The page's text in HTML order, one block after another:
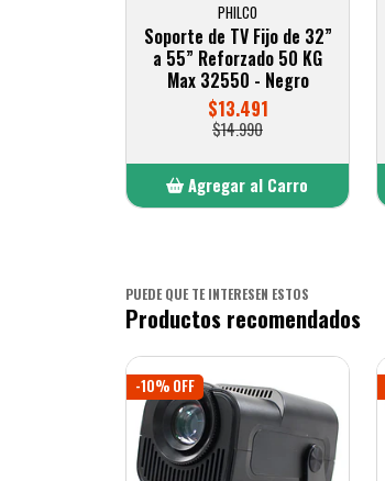
PHILCO
Soporte de TV Fijo de 32”
a 55” Reforzado 50 KG
Max 32550 - Negro
$13.491
$14.990
Agregar al Carro
PUEDE QUE TE INTERESEN ESTOS
Productos recomendados
-10% OFF